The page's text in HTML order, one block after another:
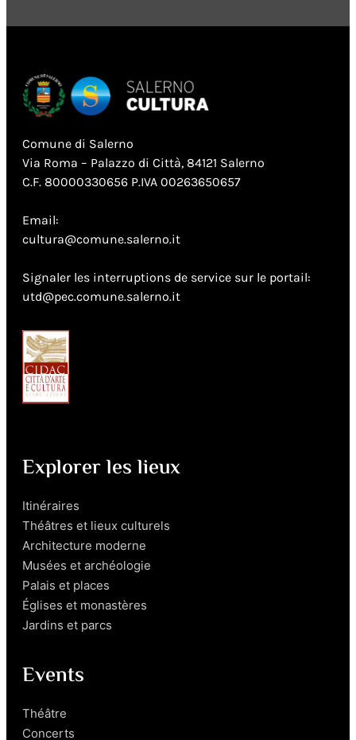
Comune di Salerno
Via Roma – Palazzo di Città, 84121 Salerno
C.F. 80000330656 P.IVA 00263650657
Email:
cultura@comune.salerno.it
Signaler les interruptions de service sur le portail:
utd@pec.comune.salerno.it
Explorer les lieux
Itinéraires
Théâtres et lieux culturels
Architecture moderne
Musées et archéologie
Palais et places
Églises et monastères
Jardins et parcs
Events
Théâtre
Concerts